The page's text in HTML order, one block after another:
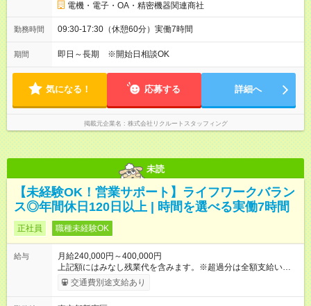
電機・電子・OA・精密機器関連商社
勤務時間 09:30-17:30（休憩60分）実働7時間
期間 即日～長期 ※開始日相談OK
気になる！ 応募する 詳細へ
掲載元企業名 株式会社リクルートスタッフィング
未読
【未経験OK！営業サポート】ライフワークバラン
ス◎年間休日120日以上 | 時間を選べる実働7時間
正社員 職種未経験OK
給与
月給240,000円～400,000円
上記額にはみなし残業代を含みます。※超過分は全額支給いたし
ます。 みなし残業代 32,000円 ～ 50,000円／月 みなし残業時
間 10時間／月 【試用期間】 日給￥7,500（6h） 【本採用後】
交通費別途支給あり